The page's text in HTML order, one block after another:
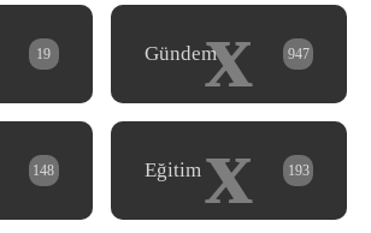
19 x
Gündem 947
148 x
Eğitim 193